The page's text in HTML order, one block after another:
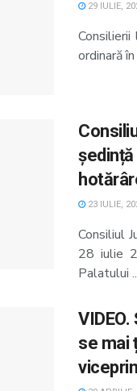
29 IULIE,
ordinară
23 IULIE,
Consiliul
28 iulie
Palatului
se mai